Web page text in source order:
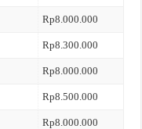
Rp8.000.000
Rp8.300.000
Rp8.000.000
Rp8.500.000
Rp8.000.000